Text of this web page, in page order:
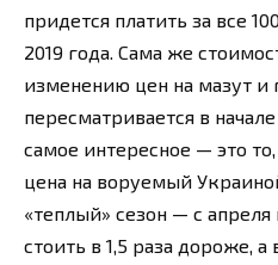
придется платить за все
2019 года. Сама же
изменению цен на мазут и
пересматривается в
самое интересное — это
цена на воруемый
«теплый» сезон — с
стоить в 1,5 раза дороже,